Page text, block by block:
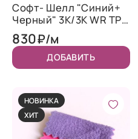
Софт- Шелл "Синий+
Черный" 3K/3K WR TPU
320
830₽/м
ДОБАВИТЬ
НОВИНКА
ХИТ